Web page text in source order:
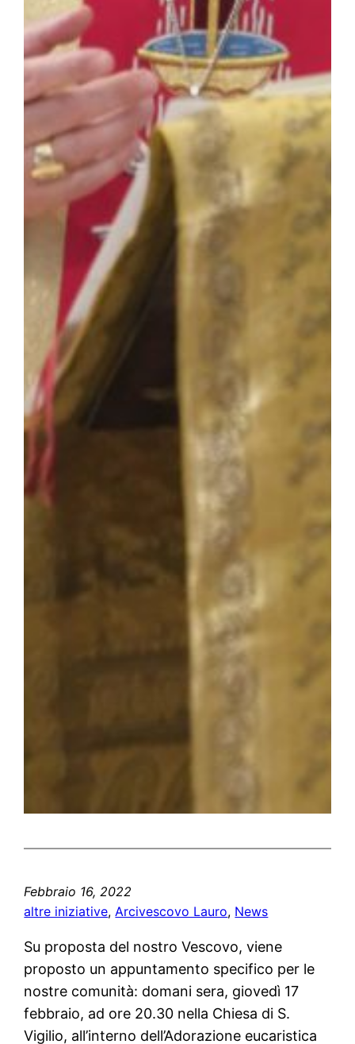
Febbraio 16, 2022
altre iniziative, Arcivescovo Lauro, News
Su proposta del nostro Vescovo, viene
proposto un appuntamento specifico per le
nostre comunità: domani sera, giovedì 17
febbraio, ad ore 20.30 nella Chiesa di S.
Vigilio, all’interno dell’Adorazione eucaristica